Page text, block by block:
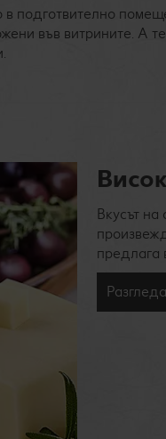
в подготвително
във витрините. А
Вкусът
предлага